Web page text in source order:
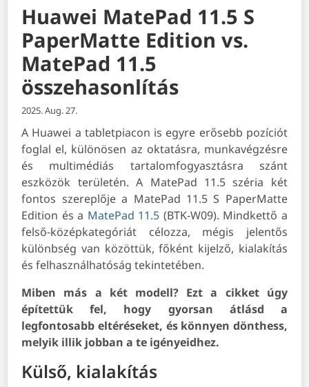
Huawei MatePad 11.5 S
PaperMatte Edition vs.
MatePad 11.5
összehasonlítás
2025. Aug. 27.
A Huawei a tabletpiacon is egyre erősebb pozíciót
foglal el, különösen az oktatásra, munkavégzésre
és multimédiás tartalomfogyasztásra szánt
eszközök területén. A MatePad 11.5 széria két
fontos szereplője a MatePad 11.5 S PaperMatte
Edition és a MatePad 11.5 (BTK-W09). Mindkettő a
felső-középkategóriát célozza, mégis jelentős
különbség van közöttük, főként kijelző, kialakítás
és felhasználhatóság tekintetében.
Miben más a két modell? Ezt a cikket úgy
építettük fel, hogy gyorsan átlásd a
legfontosabb eltéréseket, és könnyen dönthess,
melyik illik jobban a te igényeidhez.
Külső, kialakítás